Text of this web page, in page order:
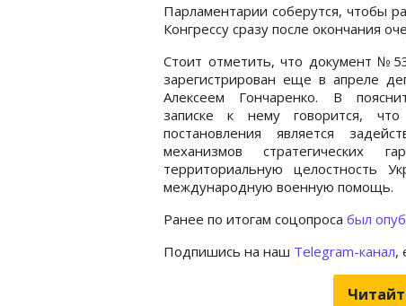
Парламентарии соберутся, чтобы
Конгрессу сразу после окончания
Стоит отметить, что документ
зарегистрирован еще в апреле
Алексеем Гончаренко. В
записке к нему говорится,
постановления является
механизмов стратегических
территориальную целостность
международную военную помощь.
Ранее по итогам соцопроса был
Подпишись на наш Telegram-канал,